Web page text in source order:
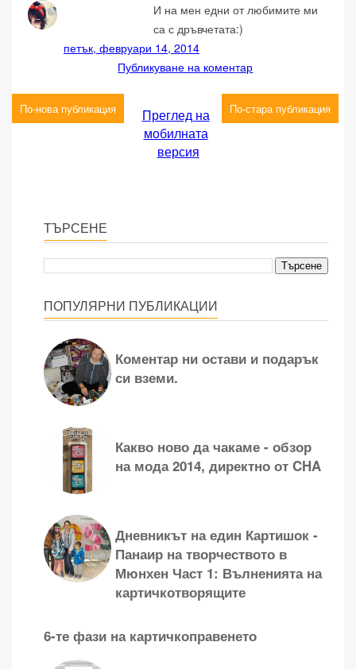
И на мен едни от любимите ми
са с дръвчетата:)
петък, февруари 14, 2014
Публикуване на коментар
По-нова публикация По-стара публикация
Преглед на
мобилната
версия
ТЪРСЕНЕ
ПОПУЛЯРНИ ПУБЛИКАЦИИ
Коментар ни остави и подарък
си вземи.
Какво ново да чакаме - обзор
на мода 2014, директно от CHA
Дневникът на един Картишок -
Панаир на творчеството в
Мюнхен Част 1: Вълненията на
картичкотворящите
6-те фази на картичкоправенето